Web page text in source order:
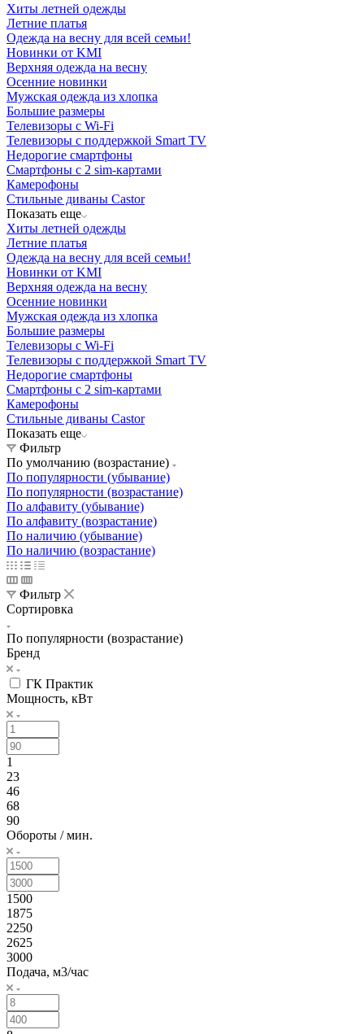
Хиты летней одежды
Летние платья
Одежда на весну для всей семьи!
Новинки от KMI
Верхняя одежда на весну
Осенние новинки
Мужская одежда из хлопка
Большие размеры
Телевизоры с Wi-Fi
Телевизоры с поддержкой Smart TV
Недорогие смартфоны
Смартфоны с 2 sim-картами
Камерофоны
Стильные диваны Castor
Показать еще
Хиты летней одежды
Летние платья
Одежда на весну для всей семьи!
Новинки от KMI
Верхняя одежда на весну
Осенние новинки
Мужская одежда из хлопка
Большие размеры
Телевизоры с Wi-Fi
Телевизоры с поддержкой Smart TV
Недорогие смартфоны
Смартфоны с 2 sim-картами
Камерофоны
Стильные диваны Castor
Показать еще
Фильтр
По умолчанию (возрастание)
По популярности (убывание)
По популярности (возрастание)
По алфавиту (убывание)
По алфавиту (возрастание)
По наличию (убывание)
По наличию (возрастание)
Фильтр
Сортировка
По популярности (возрастание)
Бренд
ГК Практик
Мощность, кВт
1
23
46
68
90
Обороты / мин.
1500
1875
2250
2625
3000
Подача, м3/час